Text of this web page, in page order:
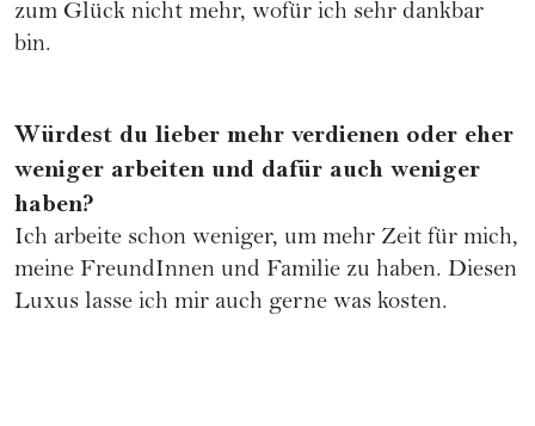
zum Glück nicht mehr, wofür ich sehr dankbar
bin.
Würdest du lieber mehr verdienen oder eher
weniger arbeiten und dafür auch weniger
haben?
Ich arbeite schon weniger, um mehr Zeit für mich,
meine FreundInnen und Familie zu haben. Diesen
Luxus lasse ich mir auch gerne was kosten.